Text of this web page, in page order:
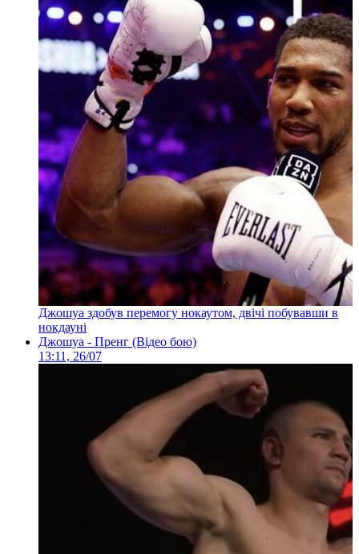
Джошуа здобув перемогу нокаутом, двічі побувавши в
нокдауні
Джошуа - Пренг (Відео бою)
13:11, 26/07